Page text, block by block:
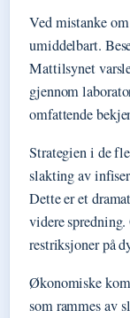
Ved mistanke
umiddelbart.
Mattilsynet
gjennom
omfattende
Strategien i de
slakting av
Dette er et
videre
restriksjoner på
Økonomiske
som rammes av